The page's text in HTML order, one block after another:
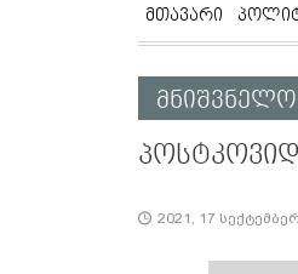
მთავარი
2021, 17